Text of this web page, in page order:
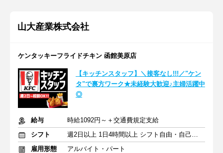
山大産業株式会社
ケンタッキーフライドチキン 函館美原店
【キッチンスタッフ】＼接客なし!!!／"ケン
タ"で裏方ワーク★未経験大歓迎♪主婦活躍中
◎
給与
時給1092円～＋交通費規定支給
シフト
週2日以上 1日4時間以上 シフト自由・自己申告
雇用形態
アルバイト・パート